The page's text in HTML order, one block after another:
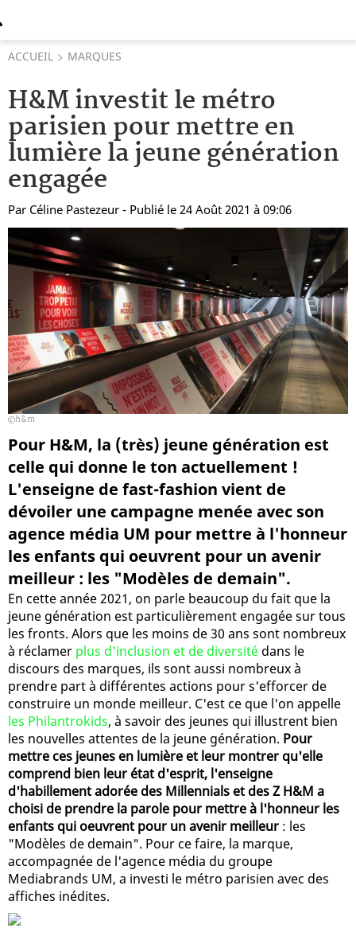
ACCUEIL MARQUES
H&M investit le métro
parisien pour mettre en
lumière la jeune génération
engagée
Par Céline Pastezeur - Publié le 24 Août 2021 à 09:06
h&m
Pour H&M, la (très) jeune génération est
celle qui donne le ton actuellement !
L'enseigne de fast-fashion vient de
dévoiler une campagne menée avec son
agence média UM pour mettre à l'honneur
les enfants qui oeuvrent pour un avenir
meilleur : les "Modèles de demain".
En cette année 2021, on parle beaucoup du fait que la
jeune génération est particulièrement engagée sur tous
les fronts. Alors que les moins de 30 ans sont nombreux
à réclamer plus d'inclusion et de diversité dans le
discours des marques, ils sont aussi nombreux à
prendre part à différentes actions pour s'efforcer de
construire un monde meilleur. C'est ce que l'on appelle
les Philantrokids, à savoir des jeunes qui illustrent bien
les nouvelles attentes de la jeune génération. Pour
mettre ces jeunes en lumière et leur montrer qu'elle
comprend bien leur état d'esprit, l'enseigne
d'habillement adorée des Millennials et des Z H&M a
choisi de prendre la parole pour mettre à l'honneur les
enfants qui oeuvrent pour un avenir meilleur : les
"Modèles de demain". Pour ce faire, la marque,
accompagnée de l'agence média du groupe
Mediabrands UM, a investi le métro parisien avec des
affiches inédites.